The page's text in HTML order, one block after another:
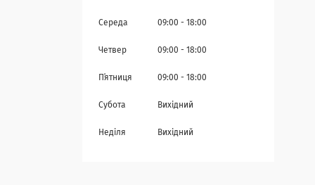
Середа 09:00 18:00
Четвер 09:00 18:00
Пʼятниця 09:00 18:00
Субота Вихідний
Неділя Вихідний